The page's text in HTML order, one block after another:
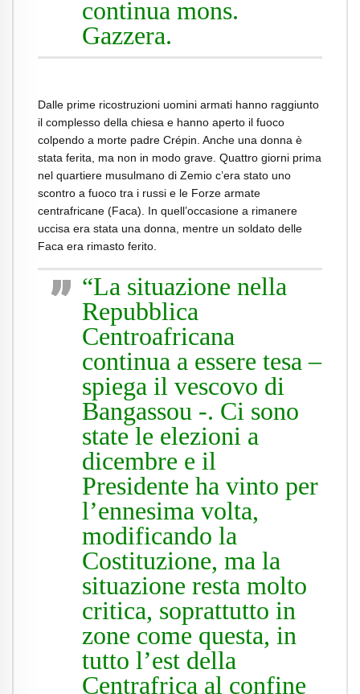
continua mons.
Gazzera.
Dalle prime ricostruzioni uomini armati hanno raggiunto
il complesso della chiesa e hanno aperto il fuoco
colpendo a morte padre Crépin. Anche una donna è
stata ferita, ma non in modo grave. Quattro giorni prima
nel quartiere musulmano di Zemio c’era stato uno
scontro a fuoco tra i russi e le Forze armate
centrafricane (Faca). In quell’occasione a rimanere
uccisa era stata una donna, mentre un soldato delle
Faca era rimasto ferito.
“La situazione nella
Repubblica
Centroafricana
continua a essere tesa –
spiega il vescovo di
Bangassou -. Ci sono
state le elezioni a
dicembre e il
Presidente ha vinto per
l’ennesima volta,
modificando la
Costituzione, ma la
situazione resta molto
critica, soprattutto in
zone come questa, in
tutto l’est della
Centrafrica al confine